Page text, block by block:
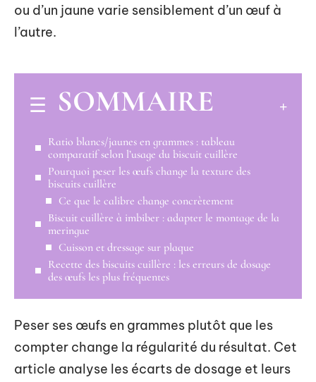
ou d’un jaune varie sensiblement d’un œuf à
l’autre.
SOMMAIRE
Ratio blancs/jaunes en grammes : tableau
comparatif selon l’usage du biscuit cuillère
Pourquoi peser les œufs change la texture des
biscuits cuillère
Ce que le calibre change concrètement
Biscuit cuillère à imbiber : adapter le montage de la
meringue
Cuisson et dressage sur plaque
Recette des biscuits cuillère : les erreurs de dosage
des œufs les plus fréquentes
Peser ses œufs en grammes plutôt que les
compter change la régularité du résultat. Cet
article analyse les écarts de dosage et leurs